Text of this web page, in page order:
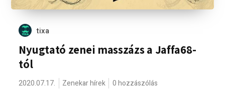
tixa
Nyugtató zenei masszázs a Jaffa68-
tól
2020.07.17. Zenekar hírek 0 hozzászólás